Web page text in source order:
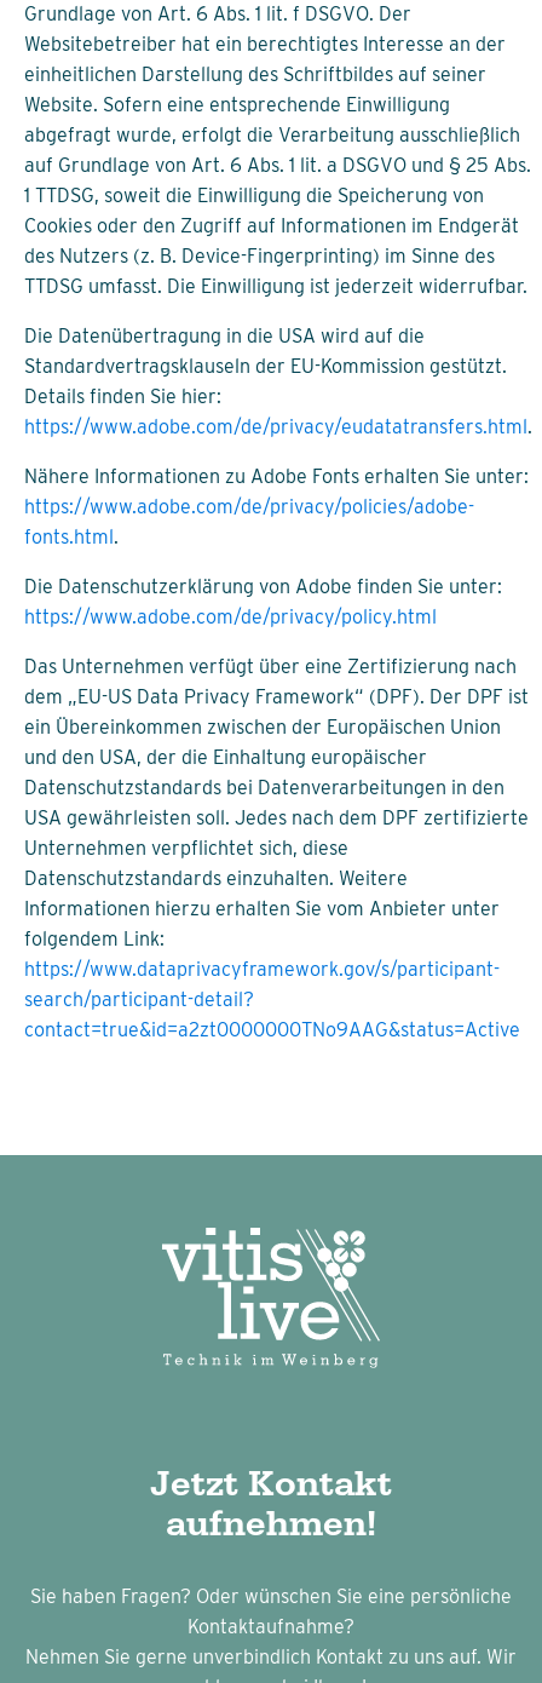
Grundlage von Art. 6 Abs. 1 lit. f DSGVO. Der
Websitebetreiber hat ein berechtigtes Interesse an der
einheitlichen Darstellung des Schriftbildes auf seiner
Website. Sofern eine entsprechende Einwilligung
abgefragt wurde, erfolgt die Verarbeitung ausschließlich
auf Grundlage von Art. 6 Abs. 1 lit. a DSGVO und § 25 Abs.
1 TTDSG, soweit die Einwilligung die Speicherung von
Cookies oder den Zugriff auf Informationen im Endgerät
des Nutzers (z. B. Device-Fingerprinting) im Sinne des
TTDSG umfasst. Die Einwilligung ist jederzeit widerrufbar.
Die Datenübertragung in die USA wird auf die
Standardvertragsklauseln der EU-Kommission gestützt.
Details finden Sie hier:
https://www.adobe.com/de/privacy/eudatatransfers.html.
Nähere Informationen zu Adobe Fonts erhalten Sie unter:
https://www.adobe.com/de/privacy/policies/adobe-
fonts.html.
Die Datenschutzerklärung von Adobe finden Sie unter:
https://www.adobe.com/de/privacy/policy.html
Das Unternehmen verfügt über eine Zertifizierung nach
dem „EU-US Data Privacy Framework“ (DPF). Der DPF ist
ein Übereinkommen zwischen der Europäischen Union
und den USA, der die Einhaltung europäischer
Datenschutzstandards bei Datenverarbeitungen in den
USA gewährleisten soll. Jedes nach dem DPF zertifizierte
Unternehmen verpflichtet sich, diese
Datenschutzstandards einzuhalten. Weitere
Informationen hierzu erhalten Sie vom Anbieter unter
folgendem Link:
https://www.dataprivacyframework.gov/s/participant-
search/participant-detail?
contact=true&id=a2zt0000000TNo9AAG&status=Active
Jetzt Kontakt
aufnehmen!
Sie haben Fragen? Oder wünschen Sie eine persönliche
Kontaktaufnahme?
Nehmen Sie gerne unverbindlich Kontakt zu uns auf. Wir